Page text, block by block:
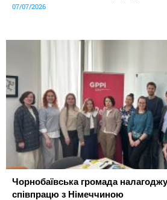
07/07/2026
Чорнобаївська громада
співпрацю з Німеччиною